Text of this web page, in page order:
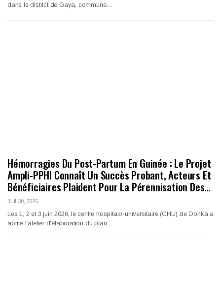
dans le district de Gaya, commune…
Hémorragies Du Post-Partum En Guinée : Le Projet
Ampli-PPHI Connaît Un Succès Probant, Acteurs Et
Bénéficiaires Plaident Pour La Pérennisation Des…
Juil 30, 2026
Les 1, 2 et 3 juin 2026, le centre hospitalo-universitaire (CHU) de Donka a
abrité l'atelier d'élaboration du plan…